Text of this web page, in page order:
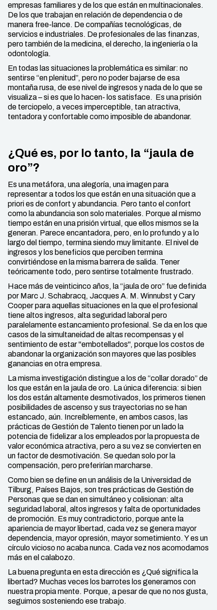
empresas familiares y de los que están en multinacionales.
De los que trabajan en relación de dependencia o de
manera free-lance. De compañías tecnológicas, de
servicios e industriales. De profesionales de las finanzas,
pero también de la medicina, el derecho, la ingeniería o la
odontología.
En todas las situaciones la problemática es similar: no
sentirse “en plenitud”, pero no poder bajarse de esa
montaña rusa, de ese nivel de ingresos y nada de lo que se
visualiza – si es que lo hacen- los satisface. Es una prisión
de terciopelo, a veces imperceptible, tan atractiva,
tentadora y confortable como imposible de abandonar.
¿Qué es, por lo tanto, la “jaula de
oro”?
Es una metáfora, una alegoría, una imagen para
representar a todos los que están en una situación que a
priori es de confort y abundancia. Pero tanto el confort
como la abundancia son solo materiales. Porque al mismo
tiempo están en una prisión virtual, que ellos mismos se la
generan. Parece encantadora, pero, en lo profundo y a lo
largo del tiempo, termina siendo muy limitante. El nivel de
ingresos y los beneficios que perciben termina
convirtiéndose en la misma barrera de salida. Tener
teóricamente todo, pero sentirse totalmente frustrado.
Hace más de veinticinco años, la “jaula de oro” fue definida
por Marc J. Schabracq, Jacques A. M. Winnubst y Cary
Cooper para aquellas situaciones en la que el profesional
tiene altos ingresos, alta seguridad laboral pero
paralelamente estancamiento profesional. Se da en los que
casos de la simultaneidad de altas recompensas y el
sentimiento de estar "embotellados", porque los costos de
abandonar la organización son mayores que las posibles
ganancias en otra empresa.
La misma investigación distingue a los de “collar dorado” de
los que están en la jaula de oro. La única diferencia: si bien
los dos están altamente desmotivados, los primeros tienen
posibilidades de ascenso y sus trayectorias no se han
estancado, aún. Increíblemente, en ambos casos, las
prácticas de Gestión de Talento tienen por un lado la
potencia de fidelizar a los empleados por la propuesta de
valor económica atractiva, pero a su vez se convierten en
un factor de desmotivación. Se quedan solo por la
compensación, pero preferirían marcharse.
Como bien se define en un análisis de la Universidad de
Tilburg, Países Bajos, son tres prácticas de Gestión de
Personas que se dan en simultáneo y colisionan: alta
seguridad laboral, altos ingresos y falta de oportunidades
de promoción. Es muy contradictorio, porque ante la
apariencia de mayor libertad, cada vez se genera mayor
dependencia, mayor opresión, mayor sometimiento. Y es un
círculo vicioso no acaba nunca. Cada vez nos acomodamos
más en el calabozo.
La buena pregunta en esta dirección es ¿Qué significa la
libertad? Muchas veces los barrotes los generamos con
nuestra propia mente. Porque, a pesar de que no nos gusta,
seguimos sosteniendo ese trabajo.